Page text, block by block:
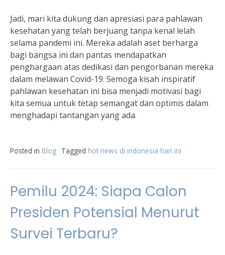
Jadi, mari kita dukung dan apresiasi para pahlawan
kesehatan yang telah berjuang tanpa kenal lelah
selama pandemi ini. Mereka adalah aset berharga
bagi bangsa ini dan pantas mendapatkan
penghargaan atas dedikasi dan pengorbanan mereka
dalam melawan Covid-19. Semoga kisah inspiratif
pahlawan kesehatan ini bisa menjadi motivasi bagi
kita semua untuk tetap semangat dan optimis dalam
menghadapi tantangan yang ada.
Posted in Blog Tagged hot news di indonesia hari ini
Pemilu 2024: Siapa Calon
Presiden Potensial Menurut
Survei Terbaru?